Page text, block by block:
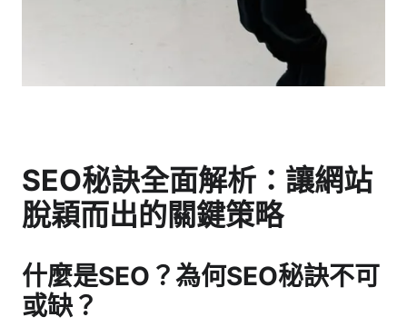
SEO秘訣全面解析：讓網站
脫穎而出的關鍵策略
什麼是SEO？為何SEO秘訣不可
或缺？